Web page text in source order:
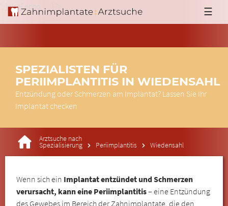
'; }else{ echo ' '; } ?> ☰
SPEZIALISTEN FÜR
PERIIMPLANTITIS IN WIEDENSAHL
Entzündung oder Schmerzen am Implantat? Lassen Sie Ihr
Implantat checken
Arztsuche nach
Spezialisierung Periimplantitis Wiedensahl
Wenn sich ein Implantat entzündet und Schmerzen
verursacht, kann eine Periimplantitis– eine Entzündung
des Gewebes im Bereich der Zahnimplantate, die den